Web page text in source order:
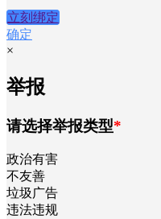
立刻绑定
确定
×
举报
请选择举报类型*
政治有害
不友善
垃圾广告
违法违规